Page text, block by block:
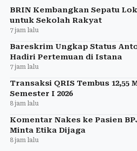
BRIN Kembangkan Sepatu
untuk Sekolah Rakyat
7 jam lalu
Bareskrim Ungkap Status
Hadiri Pertemuan di Istana
7 jam lalu
Transaksi QRIS Tembus 12,55
Semester I 2026
8 jam lalu
Komentar Nakes ke Pasien
Minta Etika Dijaga
8 jam lalu